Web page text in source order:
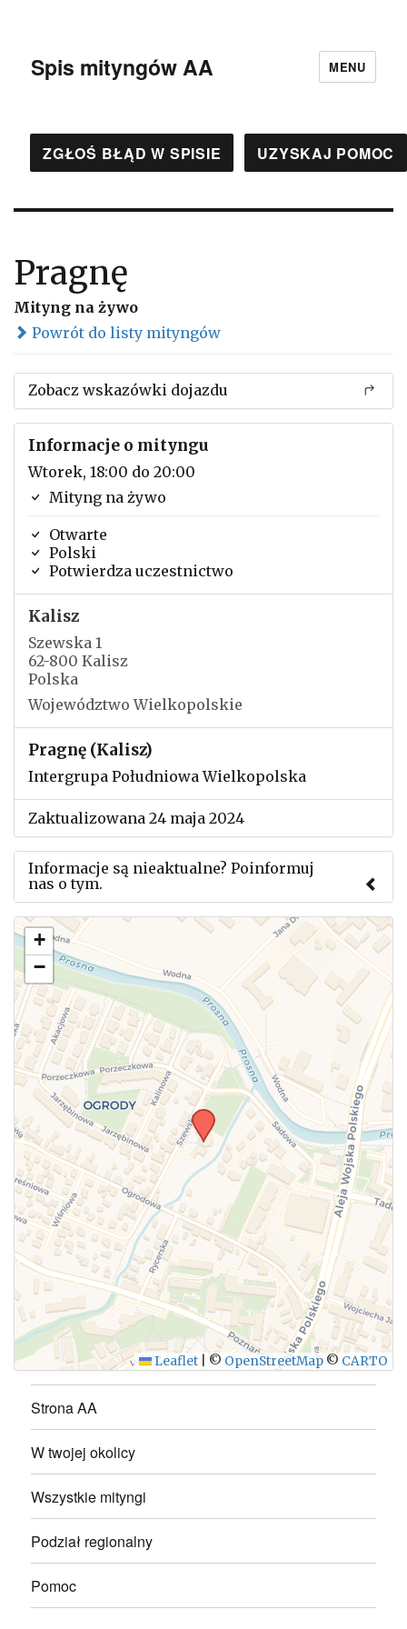
Spis mityngów AA MENU
ZGŁOŚ BŁĄD W SPISIE UZYSKAJ POMOC
Pragnę
Mityng na żywo
Powrót do listy mityngów
Zobacz wskazówki dojazdu
Informacje o mityngu
Wtorek, 18:00 do 20:00
Mityng na żywo
Otwarte
Polski
Potwierdza uczestnictwo
Kalisz
Szewska 1
62-800 Kalisz
Polska
Województwo Wielkopolskie
Pragnę (Kalisz)
Intergrupa Południowa Wielkopolska
Zaktualizowana 24 maja 2024
Informacje są nieaktualne? Poinformuj
nas o tym.
Użyj tego formularza aby przesłać informację o
zmianach w powyższym mityngu.
WYŚLIJ
+
−
Leaflet © OpenStreetMap © CARTO
Strona AA
W twojej okolicy
Wszystkie mityngi
Podział regionalny
Pomoc